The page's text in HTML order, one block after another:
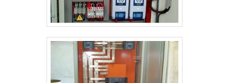
todas as demandas. Tudo isso, unido a um time de
equipe multidisciplinar de consultores associados e
profissionais qualificados, garantem o sucesso de
cada cliente de ponta a ponta.
alta qualidade onde são realizadas as atividades;
Tecnologia de ponta; Equipamentos de última
SEGMENTOSomente na DCC Soluções tem o que há
de melhor no mercado de medidor de temperatura a
laser infravermelho. É possível encontrar uma grande